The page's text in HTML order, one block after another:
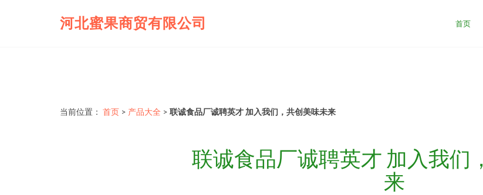
河北蜜果商贸有限公司 首页
当前位置： 首页 > 产品大全 > 联诚食品厂诚聘英才 加入我们，共创美味未来
联诚食品厂诚聘英才 加入我们
来